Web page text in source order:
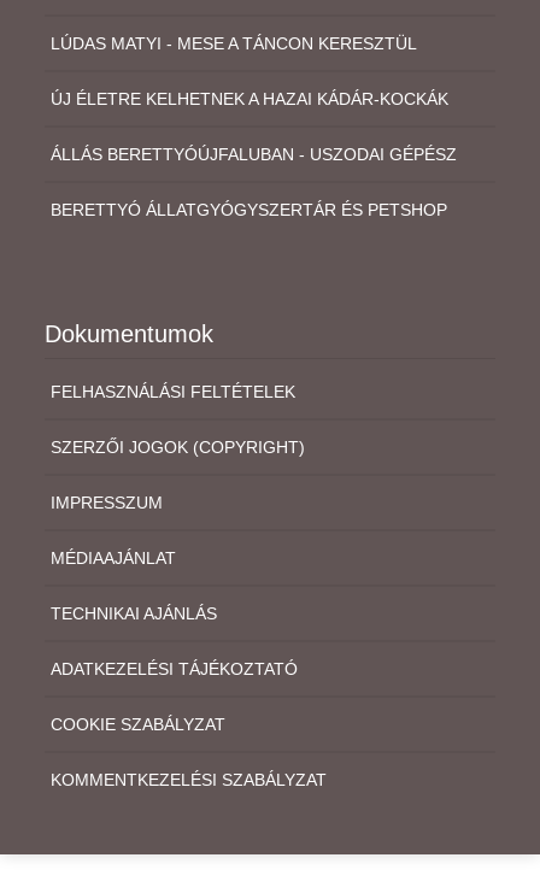
LÚDAS MATYI - MESE A TÁNCON KERESZTÜL
ÚJ ÉLETRE KELHETNEK A HAZAI KÁDÁR-KOCKÁK
ÁLLÁS BERETTYÓÚJFALUBAN - USZODAI GÉPÉSZ
BERETTYÓ ÁLLATGYÓGYSZERTÁR ÉS PETSHOP
Dokumentumok
FELHASZNÁLÁSI FELTÉTELEK
SZERZŐI JOGOK (COPYRIGHT)
IMPRESSZUM
MÉDIAAJÁNLAT
TECHNIKAI AJÁNLÁS
ADATKEZELÉSI TÁJÉKOZTATÓ
COOKIE SZABÁLYZAT
KOMMENTKEZELÉSI SZABÁLYZAT